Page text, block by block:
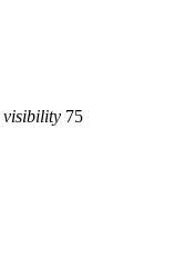
visibility 75